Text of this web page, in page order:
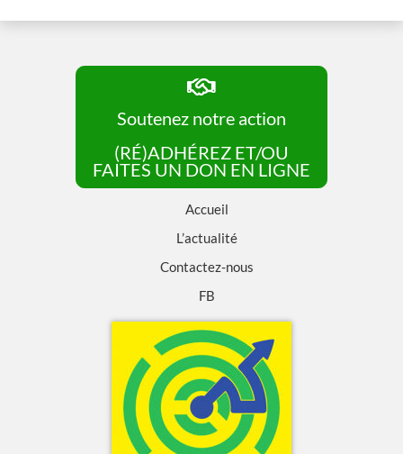
Soutenez notre action
(RÉ)ADHÉREZ ET/OU
FAITES UN DON EN LIGNE
Accueil
L’actualité
Contactez-nous
FB